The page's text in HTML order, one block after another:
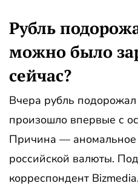
Рубль
можно было
сейчас?
Вчера рубль
произошло впервые с
Причина — аномальное
российской валюты.
корреспондент